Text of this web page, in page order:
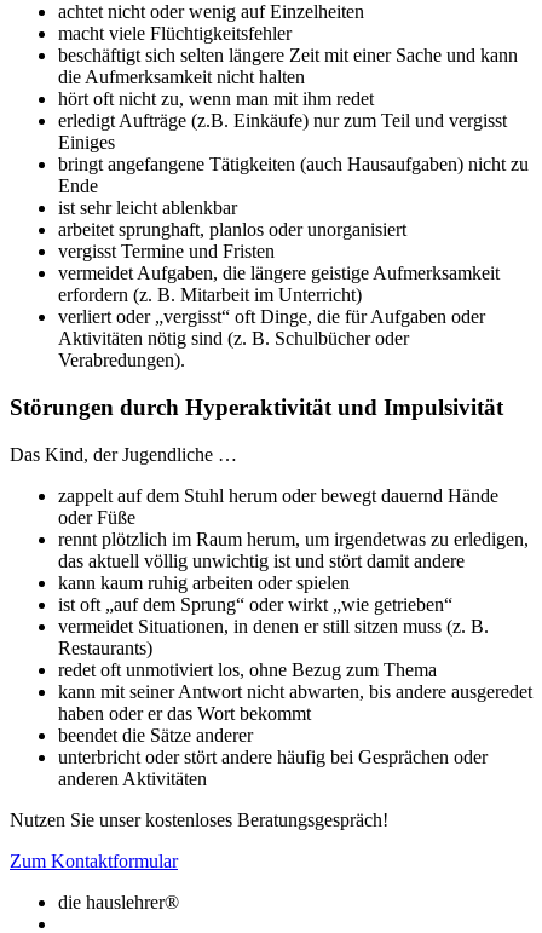
achtet nicht oder wenig auf Einzelheiten
macht viele Flüchtigkeitsfehler
beschäftigt sich selten längere Zeit mit einer Sache und kann
die Aufmerksamkeit nicht halten
hört oft nicht zu, wenn man mit ihm redet
erledigt Aufträge (z.B. Einkäufe) nur zum Teil und vergisst
Einiges
bringt angefangene Tätigkeiten (auch Hausaufgaben) nicht zu
Ende
ist sehr leicht ablenkbar
arbeitet sprunghaft, planlos oder unorganisiert
vergisst Termine und Fristen
vermeidet Aufgaben, die längere geistige Aufmerksamkeit
erfordern (z. B. Mitarbeit im Unterricht)
verliert oder „vergisst“ oft Dinge, die für Aufgaben oder
Aktivitäten nötig sind (z. B. Schulbücher oder
Verabredungen).
Störungen durch Hyperaktivität und Impulsivität
Das Kind, der Jugendliche …
zappelt auf dem Stuhl herum oder bewegt dauernd Hände
oder Füße
rennt plötzlich im Raum herum, um irgendetwas zu erledigen,
das aktuell völlig unwichtig ist und stört damit andere
kann kaum ruhig arbeiten oder spielen
ist oft „auf dem Sprung“ oder wirkt „wie getrieben“
vermeidet Situationen, in denen er still sitzen muss (z. B.
Restaurants)
redet oft unmotiviert los, ohne Bezug zum Thema
kann mit seiner Antwort nicht abwarten, bis andere ausgeredet
haben oder er das Wort bekommt
beendet die Sätze anderer
unterbricht oder stört andere häufig bei Gesprächen oder
anderen Aktivitäten
Nutzen Sie unser kostenloses Beratungsgespräch!
Zum Kontaktformular
die hauslehrer®